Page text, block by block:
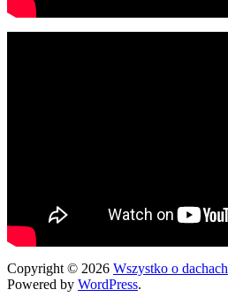
Copyright © 2026 Wszystko o dachach
Powered by WordPress.